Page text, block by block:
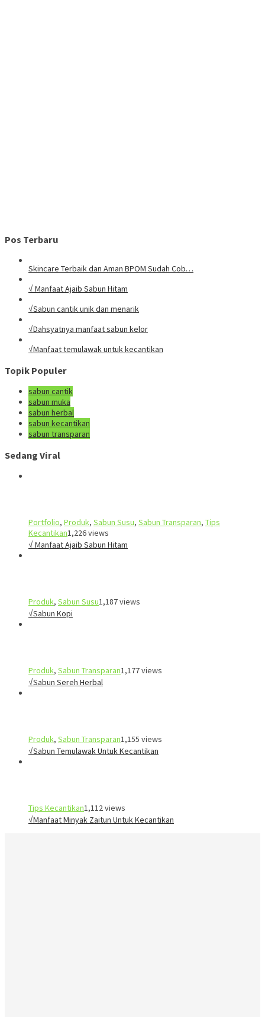
Pos Terbaru
Skincare Terbaik dan Aman BPOM Sudah Cob…
√ Manfaat Ajaib Sabun Hitam
√Sabun cantik unik dan menarik
√Dahsyatnya manfaat sabun kelor
√Manfaat temulawak untuk kecantikan
Topik Populer
sabun cantik
sabun muka
sabun herbal
sabun kecantikan
sabun transparan
Sedang Viral
Portfolio, Produk, Sabun Susu, Sabun Transparan, Tips
Kecantikan1,226 views
√ Manfaat Ajaib Sabun Hitam
Produk, Sabun Susu1,187 views
√Sabun Kopi
Produk, Sabun Transparan1,177 views
√Sabun Sereh Herbal
Produk, Sabun Transparan1,155 views
√Sabun Temulawak Untuk Kecantikan
Tips Kecantikan1,112 views
√Manfaat Minyak Zaitun Untuk Kecantikan